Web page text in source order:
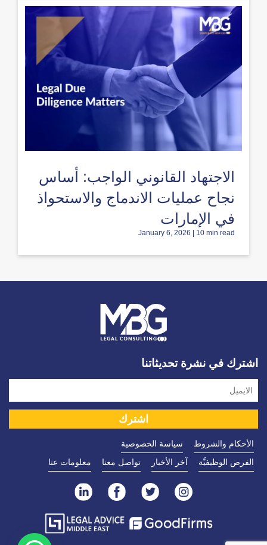
الاجتهاد القانوني الواجب: أساس
نجاح عمليات الاندماج والاستحواذ
في الإمارات
January 6, 2026 | 10 min read
اشترك في نشرة تحديثاتنا
سياسة الخصوصية
الأحكام والشروط
معلومات عنا
تواصل معنا آخر الأخبار الفرص الوظيفيَّة